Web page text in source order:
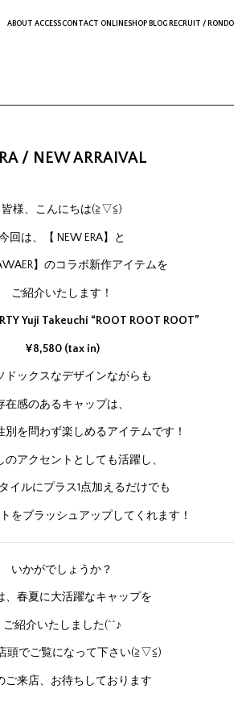
ABOUT ACCESSCONTACT ONLINESHOP BLOG RECRUIT / RONDO
/ NEW ARRAIVAL
皆様、こんにちは(≧▽≦)
回は、【 NEW ERA】と
】のコラボ新作アイテムを
ご紹介いたします！
Yuji Takeuchi “ROOT ROOT ROOT”
¥8,580 (tax in)
ドックスなデザインながらも
在感のあるキャップは、
別を問わず楽しめるアイテムです！
のアクセントとしても活躍し、
イルにプラス1点加えるだけでも
をブラッシュアップしてくれます！
いかがでしょうか？
、春夏に大活躍なキャップを
ご紹介いたしました(^^♪
頭でご覧になって下さい(≧▽≦)
ご来店、お待ちしております